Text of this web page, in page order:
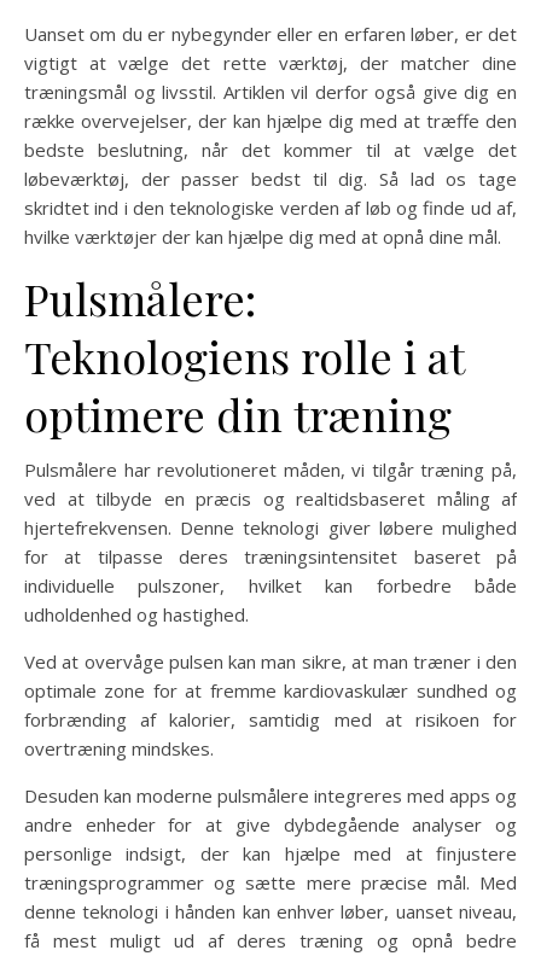
Uanset om du er nybegynder eller en erfaren løber, er det
vigtigt at vælge det rette værktøj, der matcher dine
træningsmål og livsstil. Artiklen vil derfor også give dig en
række overvejelser, der kan hjælpe dig med at træffe den
bedste beslutning, når det kommer til at vælge det
løbeværktøj, der passer bedst til dig. Så lad os tage
skridtet ind i den teknologiske verden af løb og finde ud af,
hvilke værktøjer der kan hjælpe dig med at opnå dine mål.
Pulsmålere:
Teknologiens rolle i at
optimere din træning
Pulsmålere har revolutioneret måden, vi tilgår træning på,
ved at tilbyde en præcis og realtidsbaseret måling af
hjertefrekvensen. Denne teknologi giver løbere mulighed
for at tilpasse deres træningsintensitet baseret på
individuelle pulszoner, hvilket kan forbedre både
udholdenhed og hastighed.
Ved at overvåge pulsen kan man sikre, at man træner i den
optimale zone for at fremme kardiovaskulær sundhed og
forbrænding af kalorier, samtidig med at risikoen for
overtræning mindskes.
Desuden kan moderne pulsmålere integreres med apps og
andre enheder for at give dybdegående analyser og
personlige indsigt, der kan hjælpe med at finjustere
træningsprogrammer og sætte mere præcise mål. Med
denne teknologi i hånden kan enhver løber, uanset niveau,
få mest muligt ud af deres træning og opnå bedre